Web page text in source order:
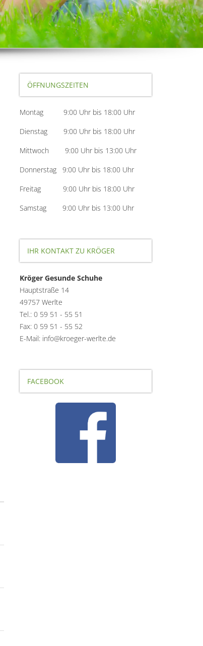
ÖFFNUNGSZEITEN
Montag 9:00 Uhr bis 18:00 Uhr
Dienstag 9:00 Uhr bis 18:00 Uhr
Mittwoch 9:00 Uhr bis 13:00 Uhr
Donnerstag 9:00 Uhr bis 18:00 Uhr
Freitag 9:00 Uhr bis 18:00 Uhr
Samstag 9:00 Uhr bis 13:00 Uhr
IHR KONTAKT ZU KRÖGER
Kröger Gesunde Schuhe
Hauptstraße 14
49757 Werlte
Tel.: 0 59 51 - 55 51
Fax: 0 59 51 - 55 52
E-Mail: info@kroeger-werlte.de
FACEBOOK